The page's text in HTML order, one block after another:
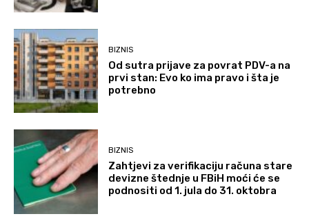
BIZNIS
Od sutra prijave za povrat PDV-a na
prvi stan: Evo ko ima pravo i šta je
potrebno
BIZNIS
Zahtjevi za verifikaciju računa stare
devizne štednje u FBiH moći će se
podnositi od 1. jula do 31. oktobra